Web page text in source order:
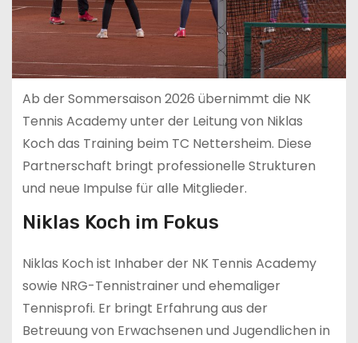
Ab der Sommersaison 2026 übernimmt die NK
Tennis Academy unter der Leitung von Niklas
Koch das Training beim TC Nettersheim. Diese
Partnerschaft bringt professionelle Strukturen
und neue Impulse für alle Mitglieder.
Niklas Koch im Fokus
Niklas Koch ist Inhaber der NK Tennis Academy
sowie NRG-Tennistrainer und ehemaliger
Tennisprofi. Er bringt Erfahrung aus der
Betreuung von Erwachsenen und Jugendlichen in